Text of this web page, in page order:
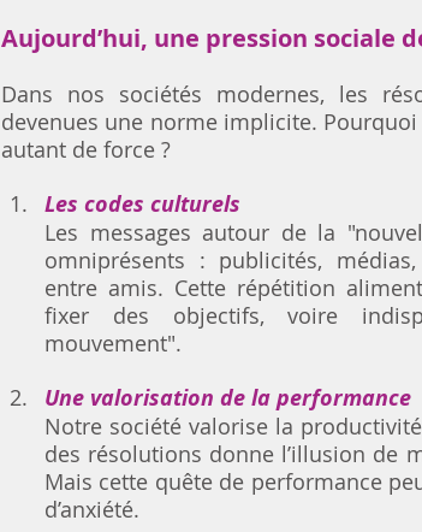
Aujourd’hui, une pression sociale
Dans nos sociétés modernes, les
devenues une norme implicite.
autant de force ?
Les codes culturels
Les messages autour de la
omniprésents : publicités,
entre amis. Cette répétition
fixer des objectifs, voire
mouvement".
Une valorisation de la performance
Notre société valorise la
des résolutions donne l’illusion de
Mais cette quête de performance
d’anxiété.